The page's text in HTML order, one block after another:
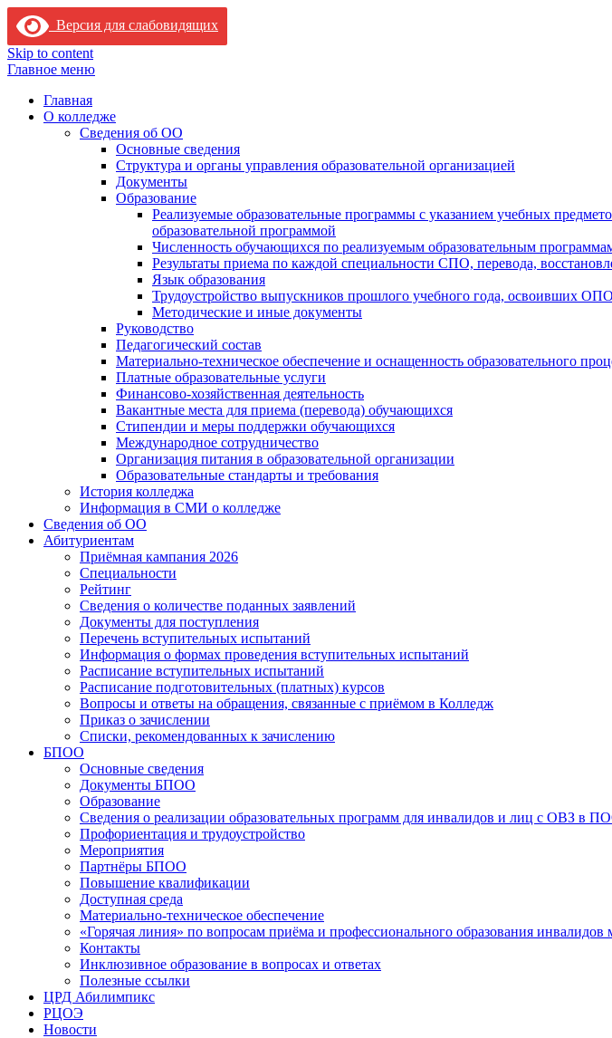
Версия для слабовидящих
Skip to content
Главное меню
Главная
О колледже
Сведения об ОО
Основные сведения
Структура и органы управления образовательной организацией
Документы
Образование
Реализуемые образовательные программы с указанием учебных
образовательной программой
Численность обучающихся по реализуемым образовательным
Результаты приема по каждой специальности СПО, перевода,
Язык образования
Трудоустройство выпускников прошлого учебного года, освоивших
Методические и иные документы
Руководство
Педагогический состав
Материально-техническое обеспечение и оснащенность образовательного
Платные образовательные услуги
Финансово-хозяйственная деятельность
Вакантные места для приема (перевода) обучающихся
Стипендии и меры поддержки обучающихся
Международное сотрудничество
Организация питания в образовательной организации
Образовательные стандарты и требования
История колледжа
Информация в СМИ о колледже
Сведения об ОО
Абитуриентам
Приёмная кампания 2026
Специальности
Рейтинг
Сведения о количестве поданных заявлений
Документы для поступления
Перечень вступительных испытаний
Информация о формах проведения вступительных испытаний
Расписание вступительных испытаний
Расписание подготовительных (платных) курсов
Вопросы и ответы на обращения, связанные с приёмом в Колледж
Приказ о зачислении
Списки, рекомендованных к зачислению
БПОО
Основные сведения
Документы БПОО
Образование
Сведения о реализации образовательных программ для инвалидов и лиц с ОВЗ в
Профориентация и трудоустройство
Мероприятия
Партнёры БПОО
Повышение квалификации
Доступная среда
Материально-техническое обеспечение
«Горячая линия» по вопросам приёма и профессионального образования
Контакты
Инклюзивное образование в вопросах и ответах
Полезные ссылки
ЦРД Абилимпикс
РЦОЭ
Новости